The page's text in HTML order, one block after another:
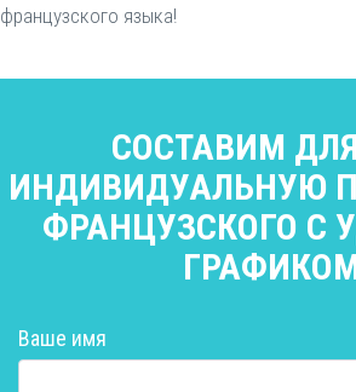
французского языка!
CОСТАВИМ
ИНДИВИДУАЛЬНУЮ
ФРАНЦУЗСКОГО С
Ваше имя